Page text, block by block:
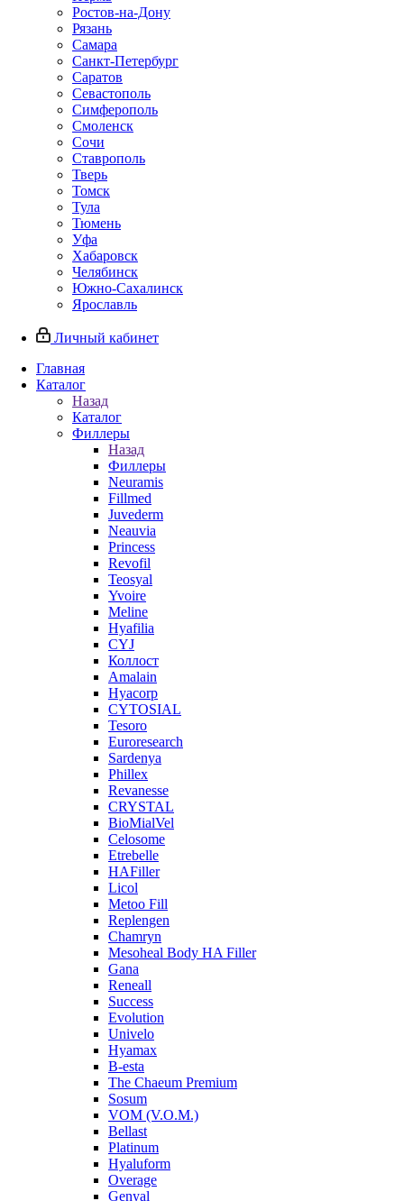
Ростов-на-Дону
Рязань
Самара
Санкт-Петербург
Саратов
Севастополь
Симферополь
Смоленск
Сочи
Ставрополь
Тверь
Томск
Тула
Тюмень
Уфа
Хабаровск
Челябинск
Южно-Сахалинск
Ярославль
Личный кабинет
Главная
Каталог
Назад
Каталог
Филлеры
Назад
Филлеры
Neuramis
Fillmed
Juvederm
Neauvia
Princess
Revofil
Teosyal
Yvoire
Meline
Hyafilia
CYJ
Коллост
Amalain
Hyacorp
CYTOSIAL
Tesoro
Euroresearch
Sardenya
Phillex
Revanesse
CRYSTAL
BioMialVel
Celosome
Etrebelle
HAFiller
Licol
Metoo Fill
Replengen
Chamryn
Mesoheal Body HA Filler
Gana
Reneall
Success
Evolution
Univelo
Hyamax
B-esta
The Chaeum Premium
Sosum
VOM (V.O.M.)
Bellast
Platinum
Hyaluform
Overage
Genyal